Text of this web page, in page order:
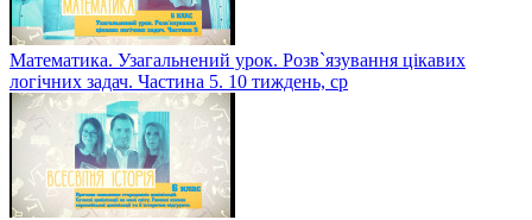
Математика. Узагальнений урок. Розв`язування цікавих
логічних задач. Частина 5. 10 тиждень, ср